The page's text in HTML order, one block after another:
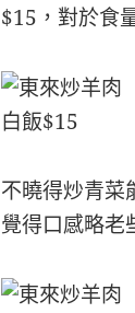
$15，對於食
白飯$15
不曉得炒青菜
覺得口感略老